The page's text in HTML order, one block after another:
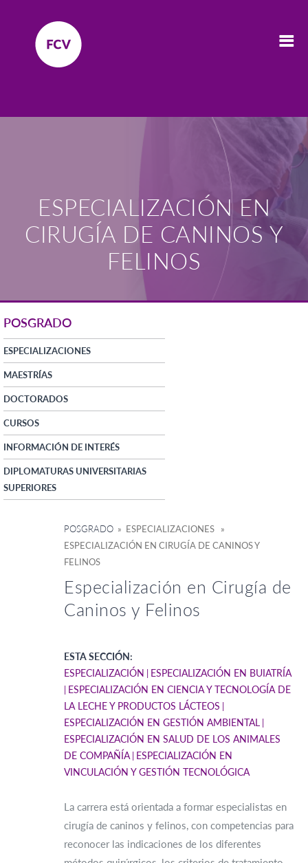
ESPECIALIZACIÓN EN
CIRUGÍA DE CANINOS Y
FELINOS
POSGRADO
ESPECIALIZACIONES
MAESTRÍAS
DOCTORADOS
CURSOS
INFORMACIÓN DE INTERÉS
DIPLOMATURAS UNIVERSITARIAS
SUPERIORES
POSGRADO » ESPECIALIZACIONES »
ESPECIALIZACIÓN EN CIRUGÍA DE CANINOS Y
FELINOS
Especialización en Cirugía de
Caninos y Felinos
ESTA SECCIÓN:
ESPECIALIZACIÓN
ESPECIALIZACIÓN EN BUIATRÍA
ESPECIALIZACIÓN EN CIENCIA Y TECNOLOGÍA DE
LA LECHE Y PRODUCTOS LÁCTEOS
ESPECIALIZACIÓN EN GESTIÓN AMBIENTAL
ESPECIALIZACIÓN EN SALUD DE LOS ANIMALES
DE COMPAÑÍA ESPECIALIZACIÓN EN
VINCULACIÓN Y GESTIÓN TECNOLÓGICA
La carrera está orientada a formar especialistas en
cirugía de caninos y felinos, con competencias para
reconocer las indicaciones de los diferentes